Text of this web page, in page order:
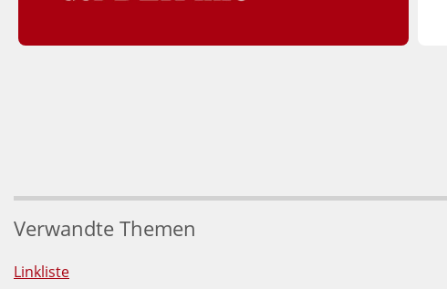
Verwandte Themen
Linkliste